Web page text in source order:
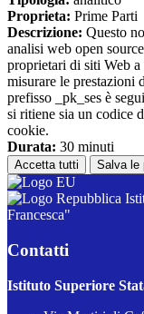
Proprieta: Prime Parti
Descrizione: Questo
analisi web open
proprietari di siti Web
misurare le prestazioni
prefisso _pk_ses è
si ritiene sia un codice
cookie.
Durata: 30 minuti
Accetta tutti Salva le
Francesca"
Contatti
Istituto Superiore